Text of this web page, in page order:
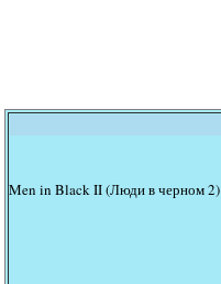
Men in Black II (Люди в черном 2)